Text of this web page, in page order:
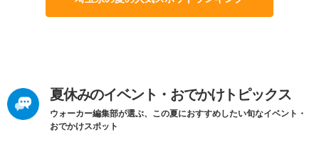
夏休みのイベント・おでかけトピックス
ウォーカー編集部が選ぶ、この夏におすすめしたい旬なイベント・
おでかけスポット